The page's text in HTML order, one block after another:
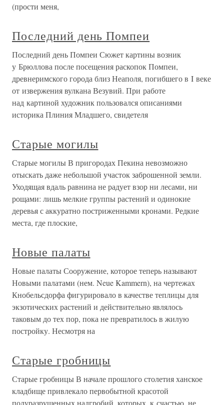
(прости меня,
Последний день Помпеи
Последний день Помпеи Сюжет картины возник
у Брюллова после посещения раскопок Помпеи,
древнеримского города близ Неаполя, погибшего в I веке
от извержения вулкана Везувий. При работе
над картиной художник пользовался описаниями
историка Плиния Младшего, свидетеля
Старые могилы
Старые могилы В пригородах Пекина невозможно
отыскать даже небольшой участок заброшенной земли.
Уходящая вдаль равнина не радует взор ни лесами, ни
рощами: лишь мелкие группы растений и одинокие
деревья с аккуратно постриженными кронами. Редкие
места, где плоские,
Новые палаты
Новые палаты Сооружение, которое теперь называют
Новыми палатами (нем. Neue Kammern), на чертежах
Кнобельсдорфа фигурировало в качестве теплицы для
экзотических растений и действительно являлось
таковым до тех пор, пока не превратилось в жилую
постройку. Несмотря на
Старые гробницы
Старые гробницы В начале прошлого столетия ханское
кладбище привлекало первобытной красотой
полуразрушенных надгробий, которых, к счастью, не